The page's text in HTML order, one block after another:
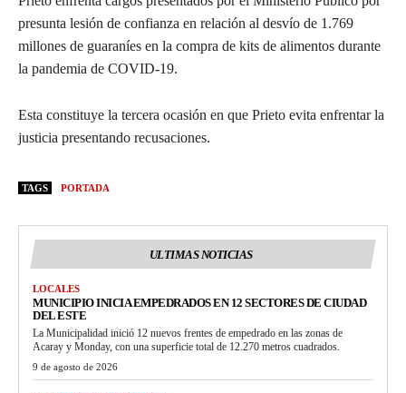
presunta lesión de confianza en relación al desvío de 1.769
millones de guaraníes en la compra de kits de alimentos durante
la pandemia de COVID-19.
Esta constituye la tercera ocasión en que Prieto evita enfrentar la
justicia presentando recusaciones.
TAGS PORTADA
ULTIMAS NOTICIAS
LOCALES
MUNICIPIO INICIA EMPEDRADOS EN 12 SECTORES DE CIUDAD
DEL ESTE
La Municipalidad inició 12 nuevos frentes de empedrado en las zonas de
Acaray y Monday, con una superficie total de 12.270 metros cuadrados.
9 de agosto de 2026